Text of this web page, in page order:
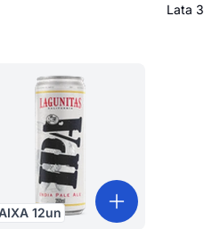
Lata
12un